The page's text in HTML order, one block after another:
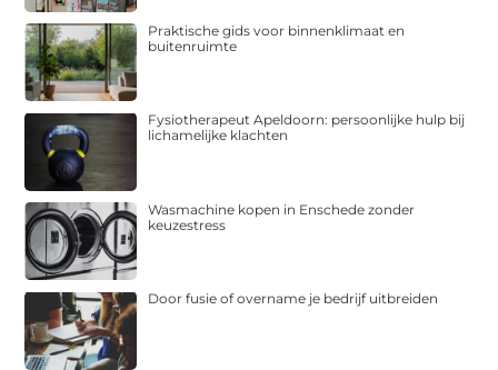
Praktische gids voor binnenklimaat en
buitenruimte
Fysiotherapeut Apeldoorn: persoonlijke hulp bij
lichamelijke klachten
Wasmachine kopen in Enschede zonder
keuzestress
Door fusie of overname je bedrijf uitbreiden